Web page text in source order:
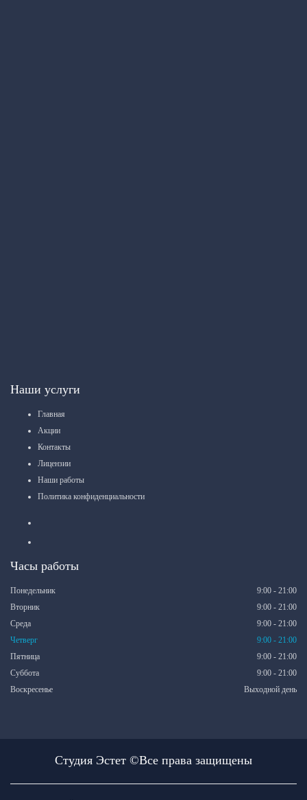
Наши услуги
Главная
Акции
Контакты
Лицензии
Наши работы
Политика конфиденциальности
Часы работы
Понедельник
9:00 - 21:00
Вторник
9:00 - 21:00
Среда
9:00 - 21:00
Четверг
9:00 - 21:00
Пятница
9:00 - 21:00
Суббота
9:00 - 21:00
Воскресенье
Выходной день
Студия Эстет ©Все права защищены